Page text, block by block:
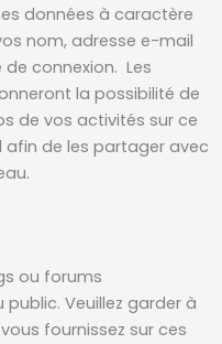
données à caractère
nom, adresse e-mail
connexion. Les
la possibilité de
de vos activités sur ce
afin de les partager avec
ou forums
Veuillez garder à
fournissez sur ces